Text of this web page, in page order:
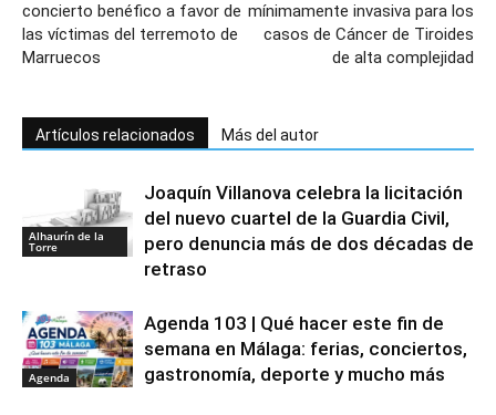
concierto benéfico a favor de
las víctimas del terremoto de
Marruecos
mínimamente invasiva para los
casos de Cáncer de Tiroides
de alta complejidad
Artículos relacionados Más del autor
Alhaurín de la
Torre
Joaquín Villanova celebra la licitación
del nuevo cuartel de la Guardia Civil,
pero denuncia más de dos décadas de
retraso
Agenda
Agenda 103 | Qué hacer este fin de
semana en Málaga: ferias, conciertos,
gastronomía, deporte y mucho más